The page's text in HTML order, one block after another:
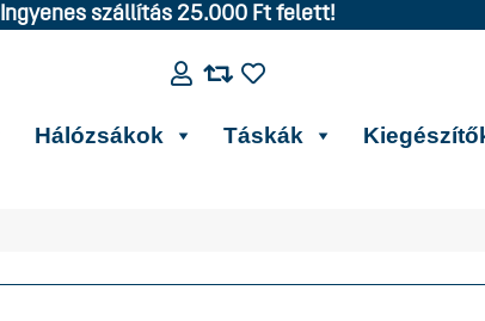
Ingyenes szállítás 25.000 Ft felett!
Hálózsákok Táskák